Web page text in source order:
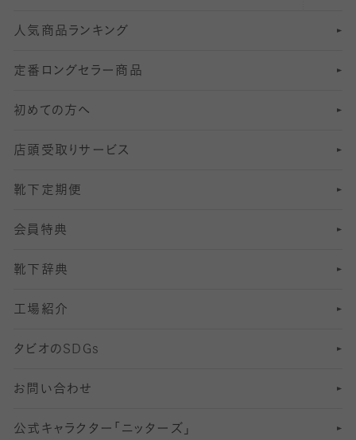
211デニールタイツ以上（防寒・厚手タイツ）
6 分丈レギンス
7 分丈 レギンス
8分丈 レギンス
10分丈 レギンス
12分丈レギンス
13分丈レギンス
オールスルーストッキング
冠婚葬祭向けソックス・靴下
スーツカジュアルソックス・靴下
ロングホーズ
ゴルフソックス・靴下
サッカー・フットサル用ソックス
ヨガソックス・靴下
スポーツ用レッグウォーマー
SS サイズ（21～23cm）
Sサイズ（22～25cm）
Mサイズ（25～27cm）
Lサイズ（27～29cm）
インナーソックス
加圧・着圧ソックス
冷えとり靴下
着圧・加圧タイツ
むくみ対策
足の疲れ対策
足の臭い対策
冷え対策
靴ずれ対策
快適な睡眠対策
人気商品ランキング
定番ロングセラー商品
初めての方へ
店頭受取りサービス
靴下定期便
会員特典
靴下辞典
工場紹介
タビオのSDGs
お問い合わせ
公式キャラクター「ニッターズ」